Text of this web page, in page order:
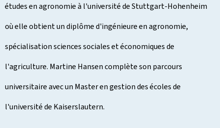
études en agronomie à l'université de Stuttgart-Hohenheim
où elle obtient un diplôme d'ingénieure en agronomie,
spécialisation sciences sociales et économiques de
l'agriculture. Martine Hansen complète son parcours
universitaire avec un Master en gestion des écoles de
l'université de Kaiserslautern.